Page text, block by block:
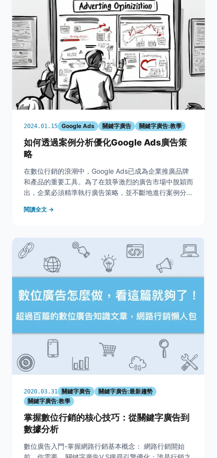
2024.01.15 Google Ads 關鍵字廣告 關鍵字廣告:教學
如何透過案例分析優化Google Ads廣告策
略
在數位行銷的浪潮中，Google Ads已成為企業推廣品牌
和產品的重要工具。為了在競爭激烈的廣告市場中脫穎而
出，企業必須精準執行廣告策略，並不斷地進行案例分析
Google Ads案例來優化廣告策略，並學習如何在變化多
閱讀全文 →
2020.03.31 關鍵字廣告
關鍵字廣告:最新趨勢
關鍵字廣告:教學
掌握數位行銷的核心技巧：從關鍵字廣告到
數據分析
數位廣告入門-掌握網路行銷基本概念： 網路行銷開始